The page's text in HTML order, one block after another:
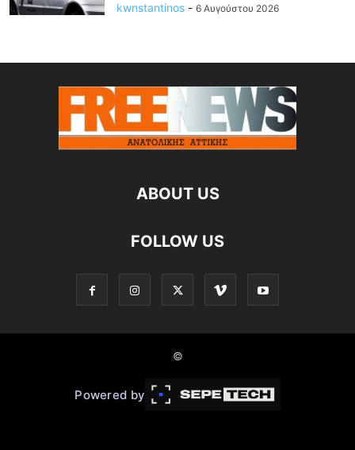
kwnstantinos - 6 Αυγούστου 2026
ABOUT US
FOLLOW US
©
Powered by